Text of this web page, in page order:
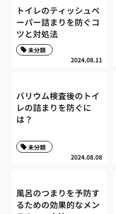
トイレのティッシュペ
ーパー詰まりを防ぐコ
ツと対処法
2024.08.11
未分類
バリウム検査後のトイ
レの詰まりを防ぐに
は？
2024.08.08
未分類
風呂のつまりを予防す
るための効果的なメン